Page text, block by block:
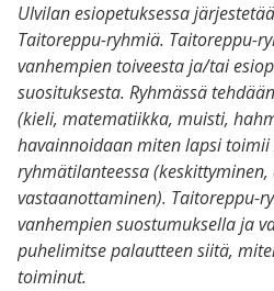
Ulvilan esiopetuksessa
Taitoreppu-ryhmiä. Taitoreppu-
vanhempien toiveesta ja/tai
suosituksesta. Ryhmässä
(kieli, matematiikka, muisti,
havainnoidaan miten lapsi toimii
ryhmätilanteessa (keskittyminen,
vastaanottaminen). Taitoreppu-
vanhempien suostumuksella ja
puhelimitse palautteen siitä,
toiminut.